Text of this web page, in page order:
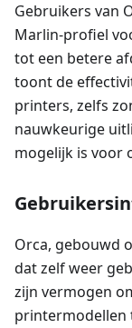
Gebruikers van
Marlin-profiel
tot een betere
toont de
printers, zelfs
nauwkeurige
mogelijk is voor
Orca, gebouwd
dat zelf weer
zijn vermogen
printermodellen